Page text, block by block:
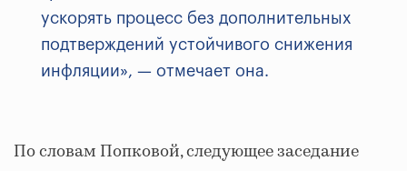
ускорять процесс без дополнительных
подтверждений устойчивого снижения
инфляции», — отмечает она.
По словам Попковой, следующее заседание